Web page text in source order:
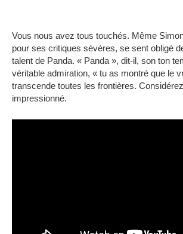
Vous nous avez tous touchés. Même
pour ses critiques sévères, se sent obligé
talent de Panda. « Panda », dit-il, son ton
véritable admiration, « tu as montré que le
transcende toutes les frontières.
impressionné.